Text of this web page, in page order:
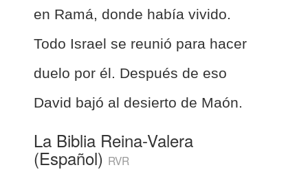
en Ramá, donde había vivido.
Todo Israel se reunió para hacer
duelo por él. Después de eso
David bajó al desierto de Maón.
La Biblia Reina-Valera
(Español) RVR